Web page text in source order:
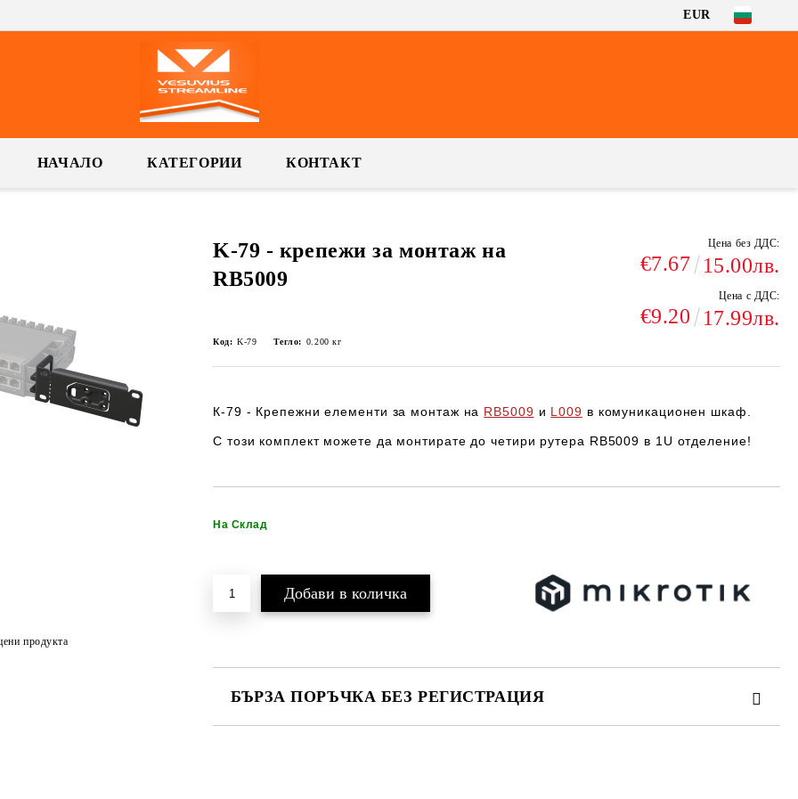
EUR
НАЧАЛО КАТЕГОРИИ КОНТАКТ
K-79 - крепежи за монтаж на
RB5009
Цена без ДДС:
€7.67 15.00лв.
Цена с ДДС:
€9.20 17.99лв.
Код: K-79 Тегло: 0.200 кг
К-79 - Крепежни елементи за монтаж на RB5009 и L009 в комуникационен шкаф.
С този комплект можете да монтирате до четири рутера RB5009 в 1U отделение!
На Склад
БЪРЗА ПОРЪЧКА БЕЗ РЕГИСТРАЦИЯ
продукта